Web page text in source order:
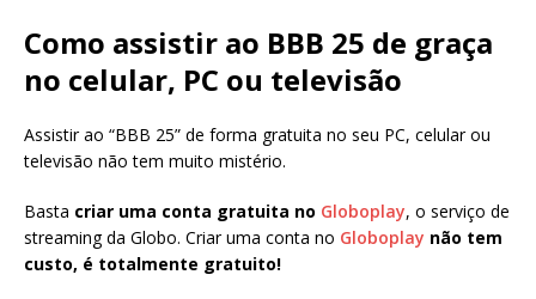
Como assistir ao BBB 25 de graça
no celular, PC ou televisão
Assistir ao “BBB 25” de forma gratuita no seu PC, celular ou
televisão não tem muito mistério.
Basta criar uma conta gratuita no Globoplay, o serviço de
streaming da Globo. Criar uma conta no Globoplay não tem
custo, é totalmente gratuito!